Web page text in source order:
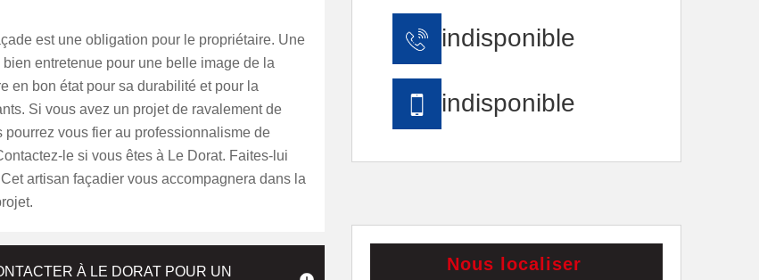
est une obligation pour le propriétaire. Une
entretenue pour une belle image de la
en bon état pour sa durabilité et pour la
Si vous avez un projet de ravalement de
pourrez vous fier au professionnalisme de
le si vous êtes à Le Dorat. Faites-lui
artisan façadier vous accompagnera dans la
À LE DORAT POUR UN
indisponible
indisponible
Nous localiser